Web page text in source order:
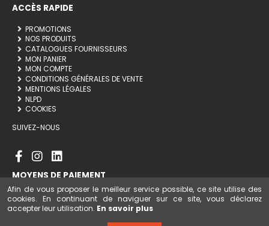
Ajouter au panier
ACCÈS RAPIDE
PROMOTIONS
NOS PRODUITS
CATALOGUES FOURNISSEURS
MON PANIER
MON COMPTE
CONDITIONS GÉNÉRALES DE VENTE
MENTIONS LÉGALES
NLPD
COOKIES
SUIVEZ-NOUS
MOYENS DE PAIEMENT
Afin de vous proposer le meilleur service possible, ce site utilise des
cookies. En continuant de naviguer sur ce site, vous déclarez
accepter leur utilisation. En savoir plus